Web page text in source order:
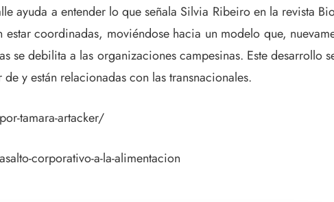
ayuda a entender lo que señala Silvia Ribeiro en la revista
coordinadas, moviéndose hacia un modelo que,
debilita a las organizaciones campesinas. Este desarrollo
y están relacionadas con las transnacionales.
tamara-artacker/
corporativo-a-la-alimentacion